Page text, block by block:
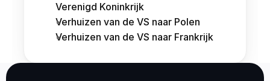
Verenigd Koninkrijk
Verhuizen van de VS naar Polen
Verhuizen van de VS naar Frankrijk